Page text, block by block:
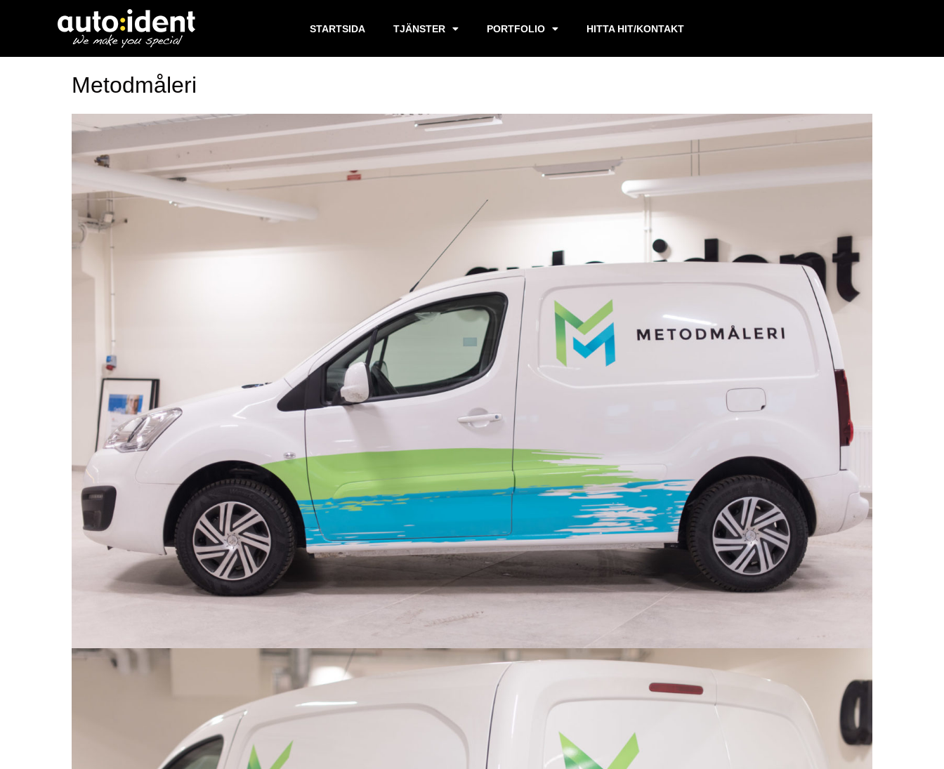
STARTSIDA TJÄNSTER PORTFOLIO HITTA HIT/KONTAKT
Metodmåleri